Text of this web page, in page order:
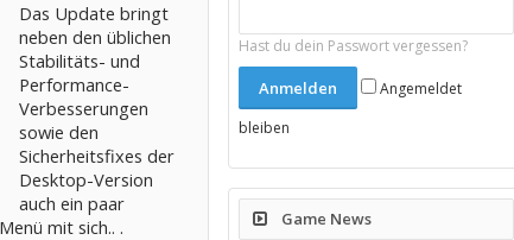
Das Update bringt
neben den üblichen
Stabilitäts- und
Performance-
Verbesserungen
sowie den
Sicherheitsfixes der
Desktop-Version
auch ein paar
mit sich.. .
Hast du dein Passwort vergessen?
Angemeldet
bleiben
Game News